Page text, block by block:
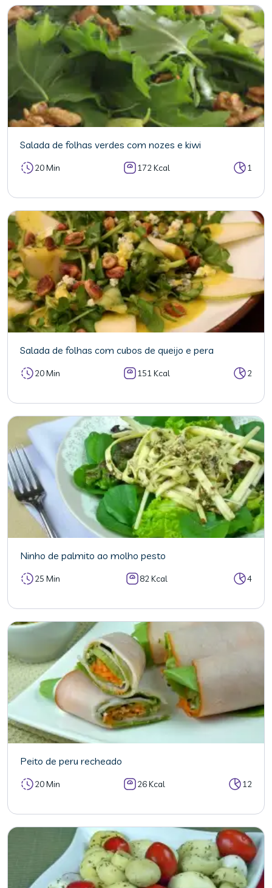
Salada de folhas verdes com nozes e kiwi
20 Min 172 Kcal 1
Salada de folhas com cubos de queijo e pera
20 Min 151 Kcal 2
Ninho de palmito ao molho pesto
25 Min 82 Kcal 4
Peito de peru recheado
20 Min 26 Kcal 12